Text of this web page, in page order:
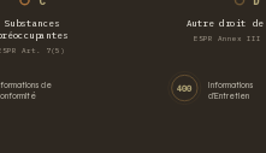
Substances
Art. 7(5)
de
Autre droit
ESPR Annex
400 Informations
d'Entretien